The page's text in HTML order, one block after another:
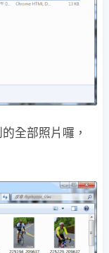
全部照片囉，